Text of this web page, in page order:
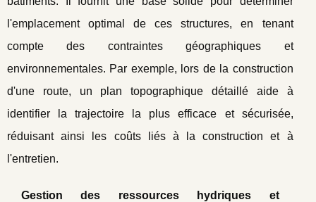
l'emplacement optimal de ces structures, en tenant
compte des contraintes géographiques et
environnementales. Par exemple, lors de la construction
d'une route, un plan topographique détaillé aide à
identifier la trajectoire la plus efficace et sécurisée,
réduisant ainsi les coûts liés à la construction et à
l'entretien.
Gestion des ressources hydriques et